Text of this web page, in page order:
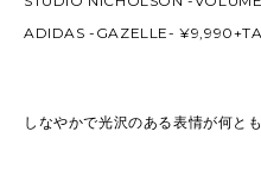
ADIDAS -GAZELLE-
しなやかで光沢のある表情が何とも